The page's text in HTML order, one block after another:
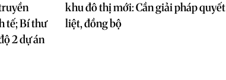
tế; Bí thư
2 dự án
khu đô thị mới: Cần giải pháp quyết
liệt, đồng bộ